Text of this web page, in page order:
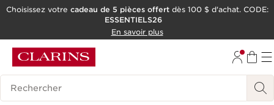
ALLER AU CONTENU
OUTIL D'ACCESSIBILITÉ
Choisissez votre cadeau de 5 pièces offertdès 100 $ d'achat. CODE:
ESSENTIELS26
En savoir plus
Historique des recherches
67 résultats de recherche pour